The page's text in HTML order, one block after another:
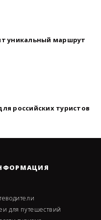
уникальный маршрут
российских туристов
для путешествий